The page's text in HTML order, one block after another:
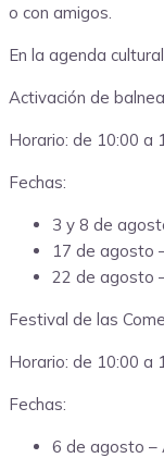
o con amigos.
En la agenda
Activación de
Horario: de 10:00 a
Fechas:
3 y 8 de
17 de agosto
22 de agosto
Festival de las
Horario: de 10:00 a
Fechas:
6 de agosto –